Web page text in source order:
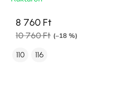
8 760 Ft
10 760 Ft (–18 %)
110 116